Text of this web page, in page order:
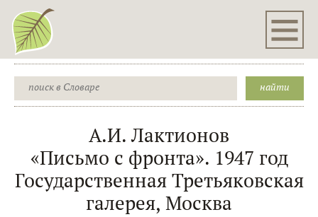
А.И. Лактионов
«Письмо с фронта». 1947 год
Государственная Третьяковская
галерея, Москва